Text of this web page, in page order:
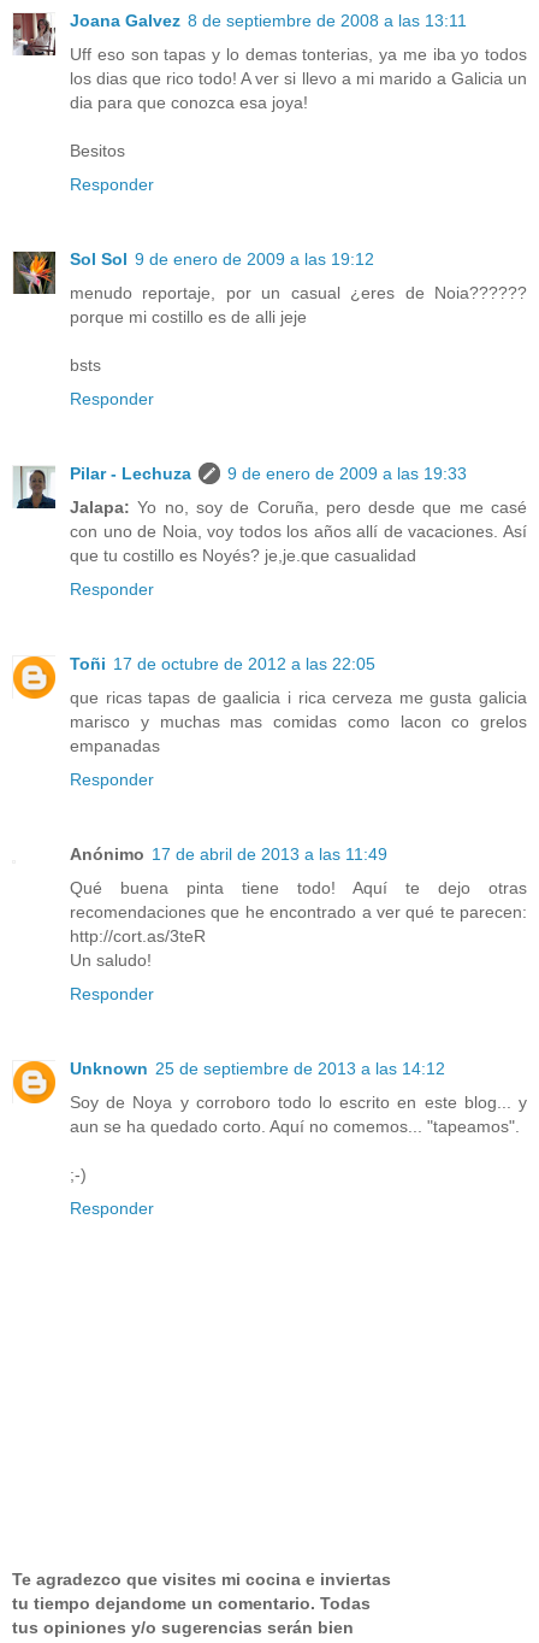
Joana Galvez 8 de septiembre de 2008 a las 13:11
Uff eso son tapas y lo demas tonterias, ya me iba yo todos
los dias que rico todo! A ver si llevo a mi marido a Galicia un
dia para que conozca esa joya!
Besitos
Responder
Sol Sol 9 de enero de 2009 a las 19:12
menudo reportaje, por un casual ¿eres de Noia??????
porque mi costillo es de alli jeje
bsts
Responder
Pilar - Lechuza
9 de enero de 2009 a las 19:33
Jalapa: Yo no, soy de Coruña, pero desde que me casé
con uno de Noia, voy todos los años allí de vacaciones. Así
que tu costillo es Noyés? je,je.que casualidad
Responder
Toñi 17 de octubre de 2012 a las 22:05
que ricas tapas de gaalicia i rica cerveza me gusta galicia
marisco y muchas mas comidas como lacon co grelos
empanadas
Responder
Anónimo 17 de abril de 2013 a las 11:49
Qué buena pinta tiene todo! Aquí te dejo otras
recomendaciones que he encontrado a ver qué te parecen:
http://cort.as/3teR
Un saludo!
Responder
Unknown 25 de septiembre de 2013 a las 14:12
Soy de Noya y corroboro todo lo escrito en este blog... y
aun se ha quedado corto. Aquí no comemos... "tapeamos".
;-)
Responder
Te agradezco que visites mi cocina e inviertas
tu tiempo dejandome un comentario. Todas
tus opiniones y/o sugerencias serán bien